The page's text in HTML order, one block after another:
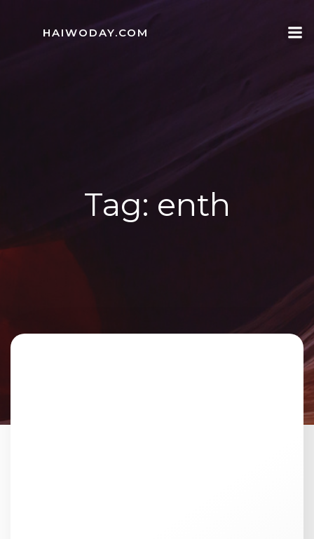
HAIWODAY.COM
Tag: enth